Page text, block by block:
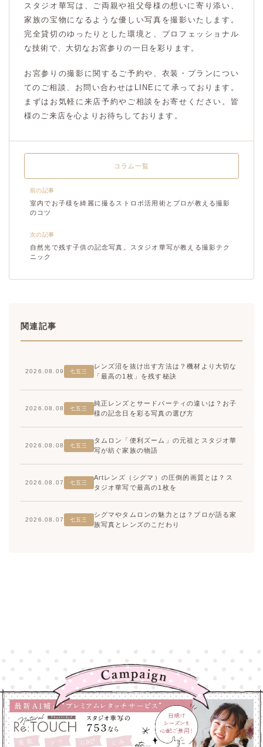
スタジオ華写は、ご両親や祖父母様の想いに寄り添い、
家族の宝物になるような優しい写真を撮影いたします。
完全貸切のゆったりとした環境と、プロフェッショナル
な技術で、大切なお宮参りの一日を彩ります。
お宮参りの撮影に関するご予約や、衣装・プランについ
てのご相談、お問い合わせはLINEにて承っております。
まずはお気軽に来店予約やご相談をお寄せください。皆
様のご来店を心よりお待ちしております。
前の記事
室内でお子様を綺麗に撮るストロボ活用術とプロが教える撮影
のコツ
コラム一覧
次の記事
自然光で残す子供の記念写真。スタジオ華写が教える撮影テク
ニック
関連記事
2026.08.09 七五三
レンズ沼を抜け出す方法は？機材より大切な
「最高の1枚」を残す秘訣
2026.08.08 七五三
純正レンズとサードパーティの違いは？お子
様の記念日を彩る写真の選び方
2026.08.08 七五三
タムロン「便利ズーム」の元祖とスタジオ華
写が紡ぐ家族の物語
2026.08.07 七五三
Artレンズ（シグマ）の圧倒的画質とは？ス
タジオ華写で最高の1枚を
2026.08.07 七五三
シグマやタムロンの魅力とは？プロが語る家
族写真とレンズのこだわり